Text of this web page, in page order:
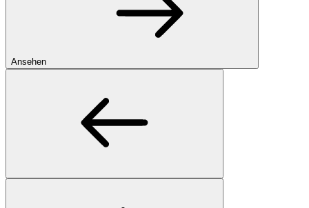
Ansehen